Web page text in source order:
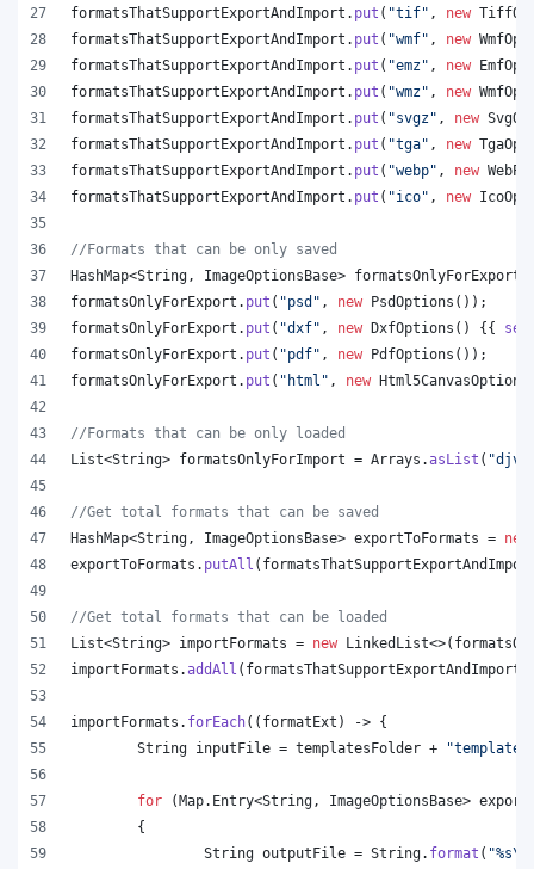
formatsThatSupportExportAndImport . put ( "tif" , new
formatsThatSupportExportAndImport . put ( "wmf" , new
formatsThatSupportExportAndImport . put ( "emz" , new
formatsThatSupportExportAndImport . put ( "wmz" , new
formatsThatSupportExportAndImport . put ( "svgz" , new
formatsThatSupportExportAndImport . put ( "tga" , new
formatsThatSupportExportAndImport . put ( "webp" , new
formatsThatSupportExportAndImport . put ( "ico" , new
//Formats that can be only saved
HashMap<String , ImageOptionsBase> formatsOnlyForExport
formatsOnlyForExport . put ( "psd" , new PsdOptions ());
formatsOnlyForExport . put ( "dxf" , new DxfOptions () {{
formatsOnlyForExport . put ( "pdf" , new PdfOptions ());
formatsOnlyForExport . put ( "html" , new Html5CanvasOptions
//Formats that can be only loaded
List<String> formatsOnlyForImport = Arrays .asList (
//Get total formats that can be saved
HashMap<String , ImageOptionsBase> exportToFormats = new
exportToFormats . putAll (
//Get total formats that can be loaded
List<String> importFormats = new LinkedList<>(
importFormats .addAll ( formatsThatSupportExportAndImport
importFormats . forEach(( formatExt ) -> {
String inputFile = templatesFolder +
for (Map. Entry<String , ImageOptionsBase>
	{
String outputFile = String. format ( "%s\\